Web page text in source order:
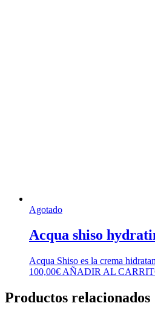
Agotado
Acqua shiso
Acqua Shiso es la crema
100,00€ AÑADIR AL
Productos relacionados